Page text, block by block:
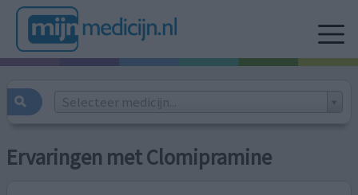
Selecteer medicijn...
Ervaringen met Clomipramine